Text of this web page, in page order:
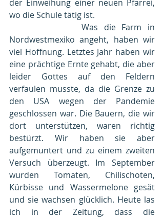
der Einweihung einer neuen Pfarrei,
wo die Schule tätig ist.
Was die Farm in
Nordwestmexiko angeht, haben wir
viel Hoffnung. Letztes Jahr haben wir
eine prächtige Ernte gehabt, die aber
leider Gottes auf den Feldern
verfaulen musste, da die Grenze zu
den USA wegen der Pandemie
geschlossen war. Die Bauern, die wir
dort unterstützen, waren richtig
bestürzt. Wir haben sie aber
aufgemuntert und zu einem zweiten
Versuch überzeugt. Im September
wurden Tomaten, Chilischoten,
Kürbisse und Wassermelone gesät
und sie wachsen glücklich. Heute las
ich in der Zeitung, dass die